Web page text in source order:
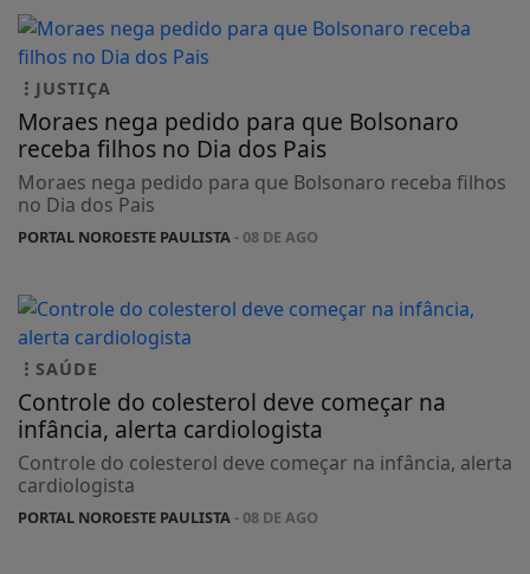
JUSTIÇA
Moraes nega pedido para que Bolsonaro
receba filhos no Dia dos Pais
Moraes nega pedido para que Bolsonaro receba filhos
no Dia dos Pais
PORTAL NOROESTE PAULISTA- 08 DE AGO
SAÚDE
Controle do colesterol deve começar na
infância, alerta cardiologista
Controle do colesterol deve começar na infância, alerta
cardiologista
PORTAL NOROESTE PAULISTA- 08 DE AGO